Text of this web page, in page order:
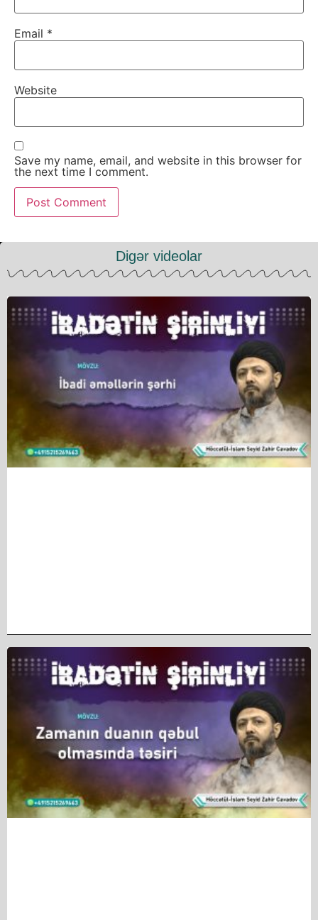
Email *
Website
Save my name, email, and website in this browser for
the next time I comment.
Digər videolar